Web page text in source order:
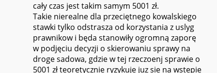
cały czas jest takim samym 5001 zł.
Takie nierealne dla przeciętnego kowalskiego
stawki tylko odstrasza od korzystania z uslyg
prawnikow i będa stanowiły ogromną zaporę
w podjęciu decyzji o skierowaniu sprawy na
droge sadowa, gdzie w tej rzeczoenj sprawie o
5001 zł teoretycznie ryzykuje juz sie na wstepie